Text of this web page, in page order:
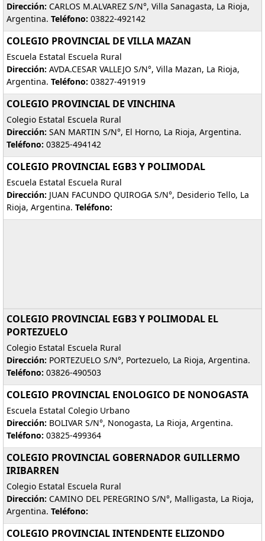
Dirección: CARLOS M.ALVAREZ S/N°, Villa Sanagasta, La Rioja,
Argentina. Teléfono: 03822-492142
COLEGIO PROVINCIAL DE VILLA MAZAN
Escuela Estatal Escuela Rural
Dirección: AVDA.CESAR VALLEJO S/N°, Villa Mazan, La Rioja,
Argentina. Teléfono: 03827-491919
COLEGIO PROVINCIAL DE VINCHINA
Colegio Estatal Escuela Rural
Dirección: SAN MARTIN S/N°, El Horno, La Rioja, Argentina.
Teléfono: 03825-494142
COLEGIO PROVINCIAL EGB3 Y POLIMODAL
Escuela Estatal Escuela Rural
Dirección: JUAN FACUNDO QUIROGA S/N°, Desiderio Tello, La
Rioja, Argentina. Teléfono:
COLEGIO PROVINCIAL EGB3 Y POLIMODAL EL
PORTEZUELO
Colegio Estatal Escuela Rural
Dirección: PORTEZUELO S/N°, Portezuelo, La Rioja, Argentina.
Teléfono: 03826-490503
COLEGIO PROVINCIAL ENOLOGICO DE NONOGASTA
Escuela Estatal Colegio Urbano
Dirección: BOLIVAR S/N°, Nonogasta, La Rioja, Argentina.
Teléfono: 03825-499364
COLEGIO PROVINCIAL GOBERNADOR GUILLERMO
IRIBARREN
Colegio Estatal Escuela Rural
Dirección: CAMINO DEL PEREGRINO S/N°, Malligasta, La Rioja,
Argentina. Teléfono:
COLEGIO PROVINCIAL INTENDENTE ELIZONDO